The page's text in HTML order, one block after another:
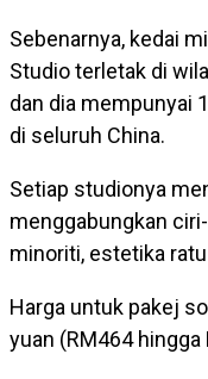
Sebenarnya, kedai
Studio terletak di
dan dia mempunyai
di seluruh China.
Setiap studionya
menggabungkan
minoriti, estetika
Harga untuk pakej
yuan (RM464